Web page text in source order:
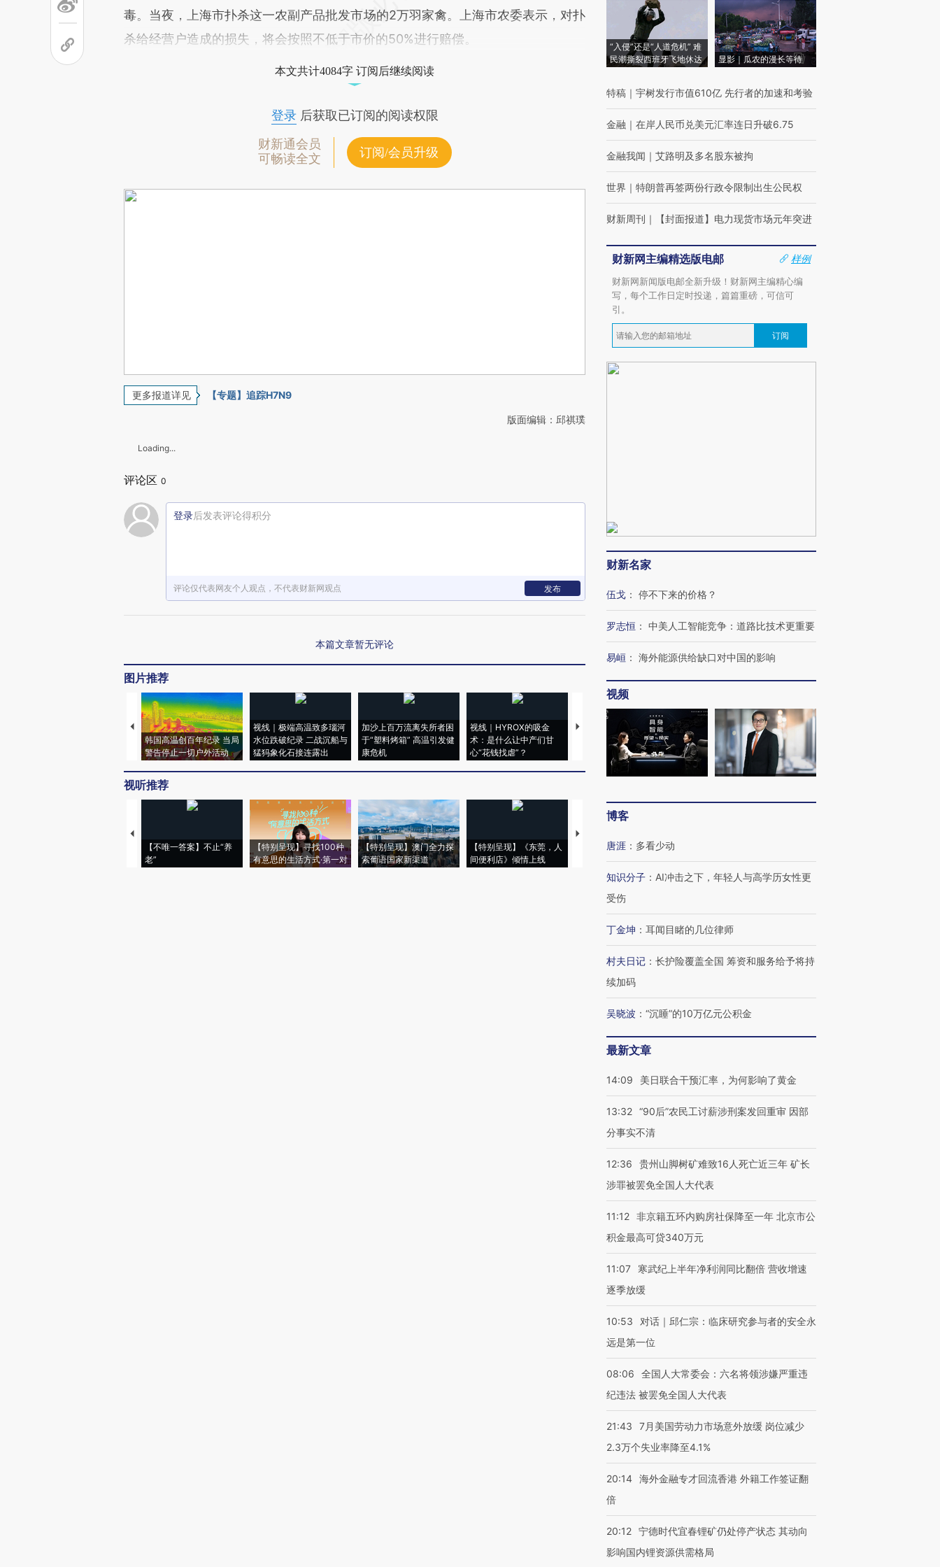
毒。当夜，上海市扑杀这一农副产品批发市场的2万羽家禽。上海市农委表示，对扑
杀给经营户造成的损失，将会按照不低于市价的50%进行赔偿。
本文共计4084字 订阅后继续阅读
登录后获取已订阅的阅读权限
财新通会员
可畅读全文
订阅/会员升级
更多报道详见 【专题】追踪H7N9
版面编辑：邱祺璞
Loading...
评论区 0
登录后发表评论得积分
评论仅代表网友个人观点，不代表财新网观点 发布
本篇文章暂无评论
图片推荐
韩国高温创百年纪录 当局
警告停止一切户外活动
视线｜极端高温致多瑙河
水位跌破纪录 二战沉船与
猛犸象化石接连露出
加沙上百万流离失所者困
于“塑料烤箱” 高温引发健
康危机
视线｜HYROX的吸金
术：是什么让中产们甘
心“花钱找虐”？
马航飞行员跨国走私7万
粒摇头丸 尿检体内含3种
视线｜被称为“蟑螂”的印
度Z世代 用街头抗争将教
育部长拱下台
视线｜“入侵”还是“人道危
飞地休达
视听推荐
【不唯一答案】不止“养
老”
【特别呈现】寻找100种
有意思的生活方式·第一对
【特别呈现】澳门全力探
索葡语国家新渠道
【特别呈现】《东莞，人
间便利店》倾情上线
【推广】走进第四届链博
会，让数智科技“链”接产
有意思的生活方式·第三对
住三大增长引擎是什么？
“入侵”还是“人道危机” 难
民潮撕裂西班牙飞地休达
显影｜瓜农的漫长等待
特稿 ｜ 宇树发行市值610亿 先行者的加速和考验
金融 ｜ 在岸人民币兑美元汇率连日升破6.75
金融我闻 ｜ 艾路明及多名股东被拘
世界 ｜ 特朗普再签两份行政令限制出生公民权
财新周刊 ｜ 【封面报道】电力现货市场元年突进
财新网主编精选版电邮
样例
财新网新闻版电邮全新升级！财新网主编精心编
写，每个工作日定时投递，篇篇重磅，可信可
引。
订阅
财新名家
伍戈 ： 停不下来的价格？
罗志恒 ： 中美人工智能竞争：道路比技术更重要
易峘 ： 海外能源供给缺口对中国的影响
视频
博客
唐涯 ： 多看少动
知识分子 ： AI冲击之下，年轻人与高学历女性更
受伤
丁金坤 ： 耳闻目睹的几位律师
村夫日记 ： 长护险覆盖全国 筹资和服务给予将持
续加码
吴晓波 ： “沉睡”的10万亿元公积金
最新文章
14:09 美日联合干预汇率，为何影响了黄金
13:32 “90后”农民工讨薪涉刑案发回重审 因部
分事实不清
12:36
贵州山脚树矿难致16人死亡近三年 矿长
涉罪被罢免全国人大代表
11:12 非京籍五环内购房社保降至一年 北京市公
积金最高可贷340万元
11:07
寒武纪上半年净利润同比翻倍 营收增速
逐季放缓
10:53
对话｜邱仁宗：临床研究参与者的安全永
远是第一位
08:06
全国人大常委会：六名将领涉嫌严重违
纪违法 被罢免全国人大代表
21:43
7月美国劳动力市场意外放缓 岗位减少
2.3万个失业率降至4.1%
20:14 海外金融专才回流香港 外籍工作签证翻
倍
20:12 宁德时代宜春锂矿仍处停产状态 其动向
影响国内锂资源供需格局